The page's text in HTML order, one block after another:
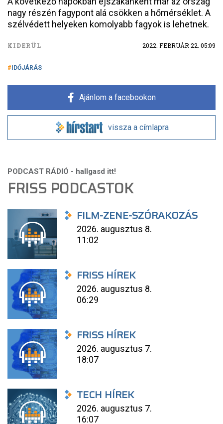
nagy részén fagypont alá csökken a hőmérséklet. A
szélvédett helyeken komolyabb fagyok is lehetnek.
KIDERÜL 2022. FEBRUÁR 22. 05:09
IDŐJÁRÁS
Ajánlom a facebookon
vissza a címlapra
FRISS PODCASTOK
FILM-ZENE-SZÓRAKOZÁS
2026. augusztus 8.
11:02
FRISS HÍREK
2026. augusztus 8.
06:29
FRISS HÍREK
2026. augusztus 7.
18:07
TECH HÍREK
2026. augusztus 7.
16:07